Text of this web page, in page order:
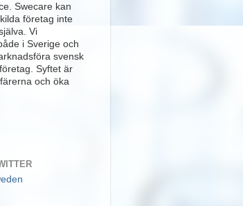
Swecare kan
företag inte
Vi
i Sverige och
svensk
Syftet är
och öka